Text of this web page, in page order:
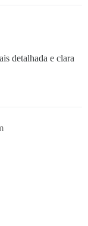
detalhada e clara